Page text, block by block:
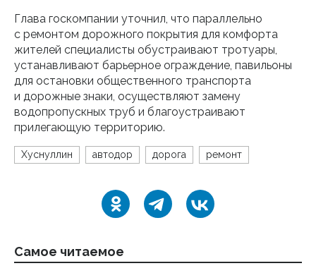
Глава госкомпании уточнил, что параллельно
с ремонтом дорожного покрытия для комфорта
жителей специалисты обустраивают тротуары,
устанавливают барьерное ограждение, павильоны
для остановки общественного транспорта
и дорожные знаки, осуществляют замену
водопропускных труб и благоустраивают
прилегающую территорию.
Хуснуллин автодор дорога ремонт
Самое читаемое